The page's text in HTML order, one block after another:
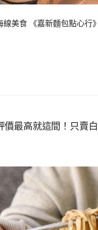
美食 《嘉新麵包點心行
價最高就這間！只賣